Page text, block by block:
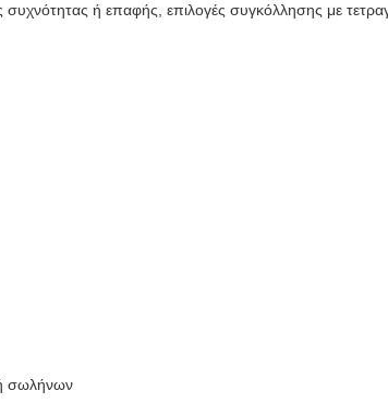
ή επαφής, επιλογές συγκόλλησης με
σωλήνων